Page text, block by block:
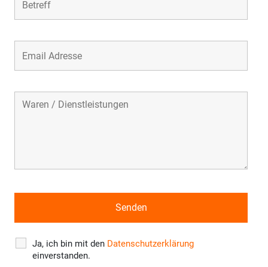
Ja, ich bin mit den Datenschutzerklärung
einverstanden.